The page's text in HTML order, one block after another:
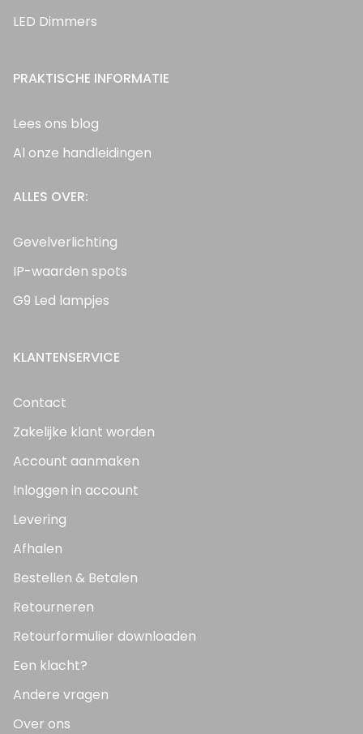
LED Dimmers
PRAKTISCHE INFORMATIE
Lees ons blog
Al onze handleidingen
ALLES OVER:
Gevelverlichting
IP-waarden spots
G9 Led lampjes
KLANTENSERVICE
Contact
Zakelijke klant worden
Account aanmaken
Inloggen in account
Levering
Afhalen
Bestellen & Betalen
Retourneren
Retourformulier downloaden
Een klacht?
Andere vragen
Over ons